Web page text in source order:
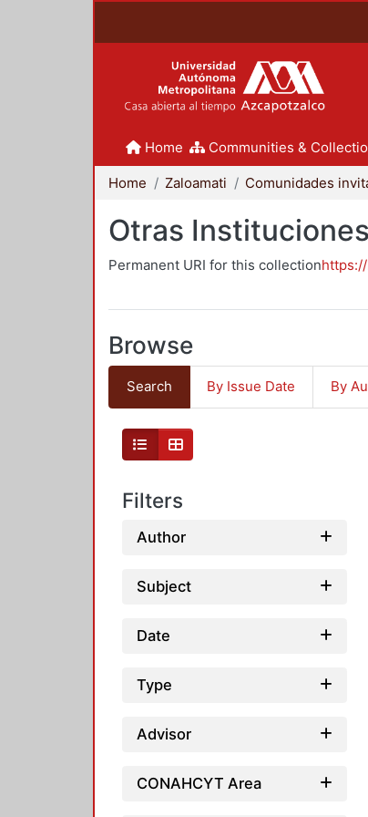
Home Communities &
Home Zaloamati Comunidades
Otras Instituciones
Permanent URI for this collection
Browse
Search By Issue Date By
Filters
Author
Subject
Date
Type
Advisor
CONAHCYT Area